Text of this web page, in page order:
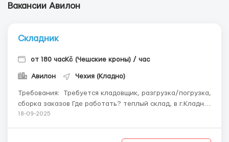
Вакансии Авилон
Складник
от 180 часKč (Чешские кроны) / час
Авилон Чехия (Кладно)
Требования: Требуется кладовщик, разгрузка/погрузка,
сборка заказов Где работать? теплый склад, в г.Кладно
Условия работы: пятидневка, с 8 до 16-30 (обед 30мин)
18-09-2025